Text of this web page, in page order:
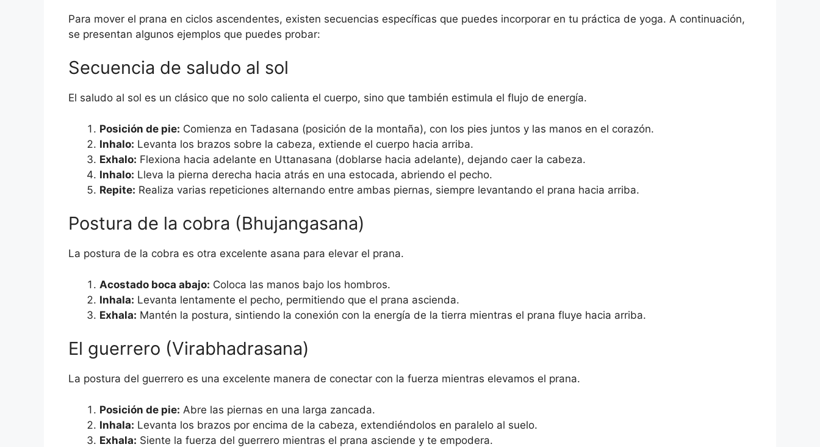
Para mover el prana en ciclos ascendentes, existen secuencias específicas que puedes incorporar en tu práctica de yoga. A continuación,
se presentan algunos ejemplos que puedes probar:
Secuencia de saludo al sol
El saludo al sol es un clásico que no solo calienta el cuerpo, sino que también estimula el flujo de energía.
Posición de pie: Comienza en Tadasana (posición de la montaña), con los pies juntos y las manos en el corazón.
Inhalo: Levanta los brazos sobre la cabeza, extiende el cuerpo hacia arriba.
Exhalo: Flexiona hacia adelante en Uttanasana (doblarse hacia adelante), dejando caer la cabeza.
Inhalo: Lleva la pierna derecha hacia atrás en una estocada, abriendo el pecho.
Repite: Realiza varias repeticiones alternando entre ambas piernas, siempre levantando el prana hacia arriba.
Postura de la cobra (Bhujangasana)
La postura de la cobra es otra excelente asana para elevar el prana.
Acostado boca abajo: Coloca las manos bajo los hombros.
Inhala: Levanta lentamente el pecho, permitiendo que el prana ascienda.
Exhala: Mantén la postura, sintiendo la conexión con la energía de la tierra mientras el prana fluye hacia arriba.
El guerrero (Virabhadrasana)
La postura del guerrero es una excelente manera de conectar con la fuerza mientras elevamos el prana.
Posición de pie: Abre las piernas en una larga zancada.
Inhala: Levanta los brazos por encima de la cabeza, extendiéndolos en paralelo al suelo.
Exhala: Siente la fuerza del guerrero mientras el prana asciende y te empodera.